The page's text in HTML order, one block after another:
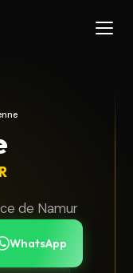
de Namur
WhatsApp